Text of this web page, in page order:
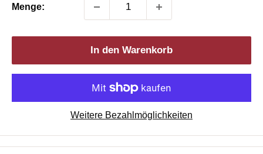
Menge:
In den Warenkorb
Weitere Bezahlmöglichkeiten